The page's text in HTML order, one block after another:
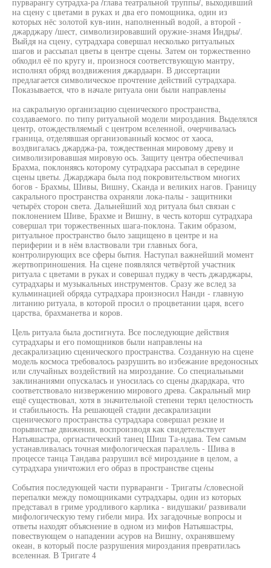
на сцену с цветами в руках и два его помощника, один из
которых нёс золотой кув-иин, наполненный водой, а второй -
джарджару /шест, символизировавший оружие-знамя Индры/.
Выйдя на сцену, сутрадхара совершал несколько ритуальных
шагов и рассыпал цветы в центре сцены. Затем он торжественно
обходил её по кругу и, произнося соответствующую мантру,
исполнял обряд воздвижения джардаарн. В диссертации
предлагается символическое прочтение действий сутрадхара.
Показывается, что в начале ритуала они были направлены
на сакральную организацию сценического пространства,
создаваемого. по типу ритуальной модели мироздания. Выделялся
центр, отождествляемый с центром вселенной, очерчивалась
граница, отделявшая организованный космос от хаоса,
воздвигалась джарджа-ра, тождественная мировому древу и
символизировавшая мировую ось. Защиту центра обеспечивал
Брахма, поклоняясь которому сутрадхара рассыпал в середине
сцены цветы. Джарджара была под покровительством многих
богов - Брахмы, Шивы, Вишну, Сканда и великих нагов. Границу
сакрального пространства охраняли лока-палы - защитники
четырёх сторон света. Дальнейший ход ритуала был связан с
поклонением Шиве, Брахме и Вишну, в честь которш сутрадхара
совершал три торжественных шага-поклона. Таким образом,
ритуальное пространство было защищено в центре и на
периферии и в нём властвовали три главных бога,
контролирующих все сферы бытия. Наступал важнейший момент
жертвоприношения. На сцене появлялся четвёртой участник
ритуала с цветами в руках и совершал пуджу в честь джарджары,
сутрадхары и музыкальных инструментов. Сразу же вслед за
кульминацией обряда сутрадхара произносил Нанди - главную
литанию ритуала, в которой просил о процветании царя, всего
царства, брахманетва и коров.
Цель ритуала была достигнута. Все последующие действия
сутрадхары и его помощников были направлены на
десакрализацию сценического пространства. Созданную на сцене
модель космоса требовалось разрушить во избежание вредоносных
или случайных воздействий на мироздание. Со специальными
заклинаниями опускалась и уносилась со сцены дкардкара, что
соответствовало низвержению мирового древа. Сакральный мир
ещё существовал, хотя в значительной степени терял целостность
и стабильность. На решающей стадии десакрализации
сценического пространства сутрадхара совершал резкие и
порывистые движения, воспроизводя как свидетельствует
Натьяшастра, оргиастический танец Шиш Та-ндава. Тем самым
устанавливалась точная мифологическая параллель - Шива в
процессе танца Тандава разрушил всё мироздание в целом, а
сутрадхара уничтожил его образ в пространстве сцены
События последующей части пурваранги - Тригаты /словесной
перепалки между помощниками сутрадхары, один из которых
представал в гриме уродливого карлика - видушаки/ развивали
мифологическую тему гибели мира. Их загадочные вопросы и
ответы находят объяснение в одном из мифов Натьяшастры,
повествующем о нападении асуров на Вишну, охранявшему
океан, в который после разрушения мироздания превратилась
вселенная. В Тригате 4